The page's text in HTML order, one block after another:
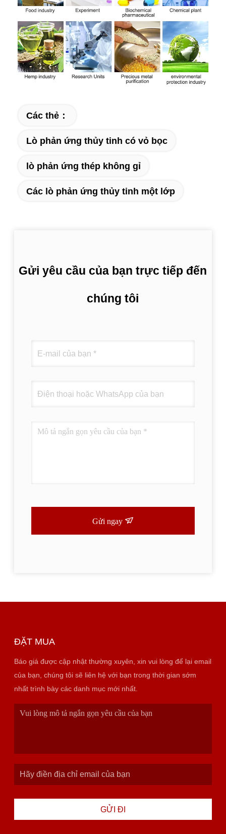
Các thẻ：
Lò phản ứng thủy tinh có vỏ bọc
lò phản ứng thép không gỉ
Các lò phản ứng thủy tinh một lớp
Gửi yêu cầu của bạn trực tiếp đến
chúng tôi
Gửi ngay
ĐẶT MUA
Báo giá được cập nhật thường xuyên, xin vui lòng để lại email
của bạn, chúng tôi sẽ liên hệ với bạn trong thời gian sớm
nhất trình bày các danh mục mới nhất.
GỬI ĐI